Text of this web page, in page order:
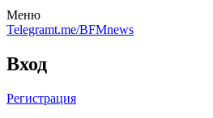
Меню
Telegramt.me/BFMnews
Вход
Регистрация